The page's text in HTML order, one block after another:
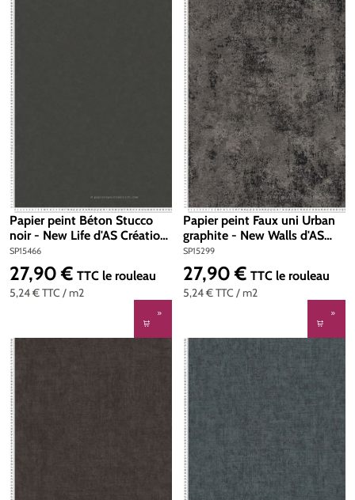
Papier peint Béton Stucco
noir - New Life d'AS Création
| Réf. SP15466
SP15466
5,24 €TTC / m2
Prix régulier :
27,90 € TTC le rouleau
Papier peint Faux uni Urban
graphite - New Walls d'AS
Création | Réf. SP15299
SP15299
5,24 €TTC / m2
Prix régulier :
27,90 € TTC le rouleau